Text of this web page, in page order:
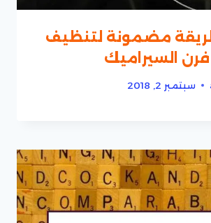
مضمونة لتنظيف
فرن السيراميك
سبتمبر 2, 2018